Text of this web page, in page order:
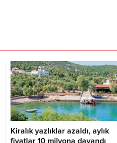
Kiralık yazlıklar azaldı, aylık
fiyatlar 10 milyona dayandı